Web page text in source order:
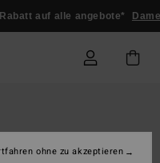
auf alle angebote* Damen
ohne zu akzeptieren